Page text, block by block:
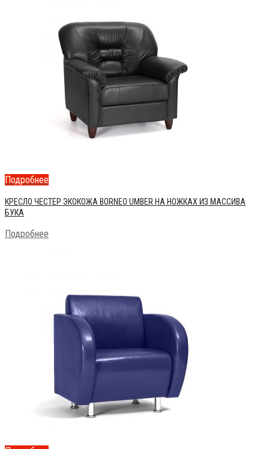
Подробнее
КРЕСЛО ЧЕСТЕР ЭКОКОЖА BORNEO UMBER НА НОЖКАХ ИЗ МАССИВА
БУКА
Подробнее